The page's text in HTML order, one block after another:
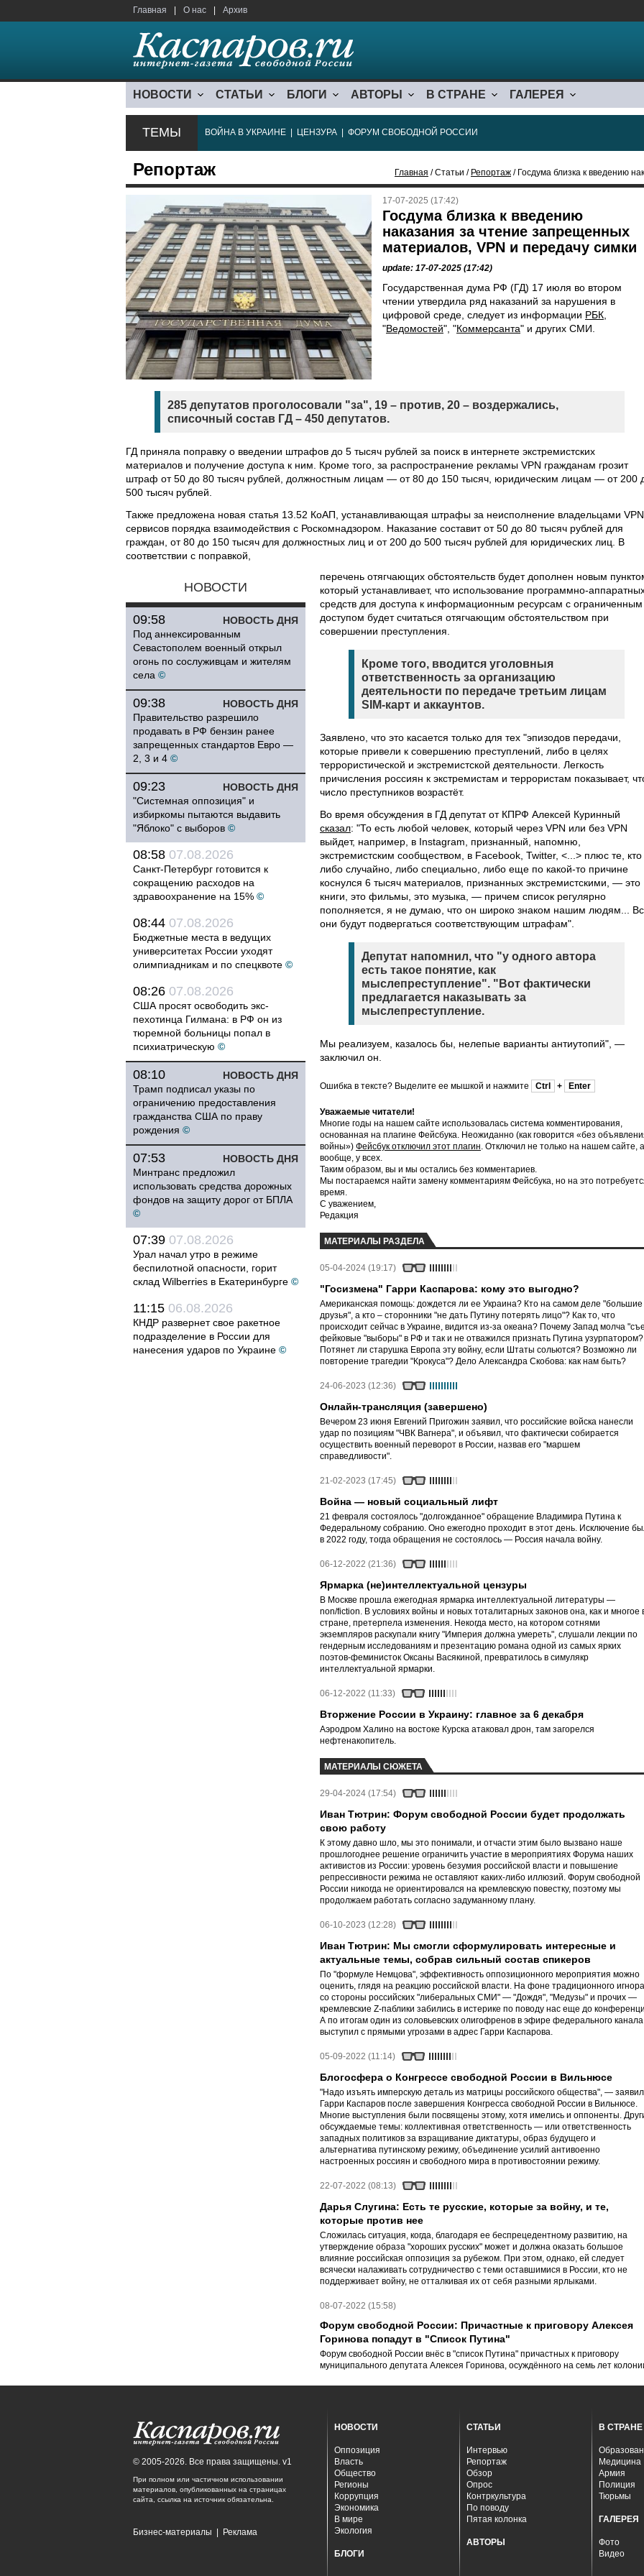
Главная О нас Архив
НОВОСТИ СТАТЬИ БЛОГИ АВТОРЫ В СТРАНЕ ГАЛЕРЕЯ
ТЕМЫ ВОЙНА В УКРАИНЕ ЦЕНЗУРА ФОРУМ СВОБОДНОЙ РОССИИ
Репортаж Главная / Статьи / Репортаж / Госдума близка к введению наказания
17-07-2025 (17:42)
Госдума близка к введению
наказания за чтение запрещенных
материалов, VPN и передачу симки
update: 17-07-2025 (17:42)
Государственная дума РФ (ГД) 17 июля во втором
чтении утвердила ряд наказаний за нарушения в
цифровой среде, следует из информации РБК,
"Ведомостей", "Коммерсанта" и других СМИ.
285 депутатов проголосовали "за", 19 – против, 20 – воздержались,
списочный состав ГД – 450 депутатов.
ГД приняла поправку о введении штрафов до 5 тысяч рублей за поиск в интернете экстремистских
материалов и получение доступа к ним. Кроме того, за распространение рекламы VPN гражданам грозит
штраф от 50 до 80 тысяч рублей, должностным лицам — от 80 до 150 тысяч, юридическим лицам — от 200
500 тысяч рублей.
Также предложена новая статья 13.52 КоАП, устанавливающая штрафы за неисполнение владельцами
сервисов порядка взаимодействия с Роскомнадзором. Наказание составит от 50 до 80 тысяч рублей для
граждан, от 80 до 150 тысяч для должностных лиц и от 200 до 500 тысяч рублей для юридических лиц. В
соответствии с поправкой,
НОВОСТИ
НОВОСТЬ ДНЯ
09:58
Под аннексированным
Севастополем военный открыл
огонь по сослуживцам и жителям
села ©
НОВОСТЬ ДНЯ
09:38
Правительство разрешило
продавать в РФ бензин ранее
запрещенных стандартов Евро —
2, 3 и 4 ©
НОВОСТЬ ДНЯ
09:23
"Системная оппозиция" и
избиркомы пытаются выдавить
"Яблоко" с выборов ©
08:58 07.08.2026
Санкт-Петербург готовится к
сокращению расходов на
здравоохранение на 15% ©
08:44 07.08.2026
Бюджетные места в ведущих
университетах России уходят
олимпиадникам и по спецквоте ©
08:26 07.08.2026
США просят освободить экс-
пехотинца Гилмана: в РФ он из
тюремной больницы попал в
психиатрическую ©
НОВОСТЬ ДНЯ
08:10
Трамп подписал указы по
ограничению предоставления
гражданства США по праву
рождения ©
НОВОСТЬ ДНЯ
07:53
Минтранс предложил
использовать средства дорожных
фондов на защиту дорог от БПЛА
©
07:39 07.08.2026
Урал начал утро в режиме
беспилотной опасности, горит
склад Wilberries в Екатеринбурге ©
11:15 06.08.2026
КНДР развернет свое ракетное
подразделение в России для
нанесения ударов по Украине ©
перечень отягчающих обстоятельств будет дополнен новым
который устанавливает, что использование программно-
средств для доступа к информационным ресурсам с ограниченным
доступом будет считаться отягчающим обстоятельством при
совершении преступления.
Кроме того, вводится уголовныя
ответственность за организацию
деятельности по передаче третьим лицам
SIM-карт и аккаунтов.
Заявлено, что это касается только для тех "эпизодов передачи,
которые привели к совершению преступлений, либо в целях
террористической и экстремистской деятельности. Легкость
причисления россиян к экстремистам и террористам показывает,
число преступников возрастёт.
Во время обсуждения в ГД депутат от КПРФ Алексей Куринный
сказал: "То есть любой человек, который через VPN или без VPN
выйдет, например, в Instagram, признанный, напомню,
экстремистским сообществом, в Facebook, Twitter, <...> плюс те, кто
либо случайно, либо специально, либо еще по какой-то причине
коснулся 6 тысяч материалов, признанных экстремистскими, — это
книги, это фильмы, это музыка, — причем список регулярно
пополняется, я не думаю, что он широко знаком нашим людям...
они будут подвергаться соответствующим штрафам".
Депутат напомнил, что "у одного автора
есть такое понятие, как
мыслепреступление". "Вот фактически
предлагается наказывать за
мыслепреступление.
Мы реализуем, казалось бы, нелепые варианты антиутопий", —
заключил он.
Ошибка в тексте? Выделите ее мышкой и нажмите Ctrl + Enter
Уважаемые читатели!
Многие годы на нашем сайте использовалась система комментирования,
основанная на плагине Фейсбука. Неожиданно (как говорится «без
войны») Фейсбук отключил этот плагин. Отключил не только на нашем сайте, а
вообще, у всех.
Таким образом, вы и мы остались без комментариев.
Мы постараемся найти замену комментариям Фейсбука, но на это
время.
С уважением,
Редакция
МАТЕРИАЛЫ РАЗДЕЛА
05-04-2024 (19:17)
"Госизмена" Гарри Каспарова: кому это выгодно?
Американская помощь: дождется ли ее Украина? Кто на самом деле "большие
друзья", а кто – сторонники "не дать Путину потерять лицо"? Как то, что
происходит сейчас в Украине, видится из-за океана? Почему Запад молча
фейковые "выборы" в РФ и так и не отважился признать Путина узурпатором?
Потянет ли старушка Европа эту войну, если Штаты сольются? Возможно ли
повторение трагедии "Крокуса"? Дело Александра Скобова: как нам быть?
24-06-2023 (12:36)
Онлайн-трансляция (завершено)
Вечером 23 июня Евгений Пригожин заявил, что российские войска нанесли
удар по позициям "ЧВК Вагнера", и объявил, что фактически собирается
осуществить военный переворот в России, назвав его "маршем
справедливости".
21-02-2023 (17:45)
Война — новый социальный лифт
21 февраля состоялось "долгожданное" обращение Владимира Путина к
Федеральному собранию. Оно ежегодно проходит в этот день. Исключение
в 2022 году, тогда обращения не состоялось — Россия начала войну.
06-12-2022 (21:36)
Ярмарка (не)интеллектуальной цензуры
В Москве прошла ежегодная ярмарка интеллектуальной литературы —
non/fiction. В условиях войны и новых тоталитарных законов она, как и многое
стране, претерпела изменения. Некогда место, на котором сотнями
экземпляров раскупали книгу "Империя должна умереть", слушали лекции по
гендерным исследованиям и презентацию романа одной из самых ярких
поэтов-феминисток Оксаны Васякиной, превратилось в симулякр
интеллектуальной ярмарки.
06-12-2022 (11:33)
Вторжение России в Украину: главное за 6 декабря
Аэродром Халино на востоке Курска атаковал дрон, там загорелся
нефтенакопитель.
МАТЕРИАЛЫ СЮЖЕТА
29-04-2024 (17:54)
Иван Тютрин: Форум свободной России будет продолжать
свою работу
К этому давно шло, мы это понимали, и отчасти этим было вызвано наше
прошлогоднее решение ограничить участие в мероприятиях Форума наших
активистов из России: уровень безумия российской власти и повышение
репрессивности режима не оставляют каких-либо иллюзий. Форум свободной
России никогда не ориентировался на кремлевскую повестку, поэтому мы
продолжаем работать согласно задуманному плану.
06-10-2023 (12:28)
Иван Тютрин: Мы смогли сформулировать интересные и
актуальные темы, собрав сильный состав спикеров
По "формуле Немцова", эффективность оппозиционного мероприятия можно
оценить, глядя на реакцию российской власти. На фоне традиционного игнора
со стороны российских "либеральных СМИ" — "Дождя", "Медузы" и прочих —
кремлевские Z-паблики забились в истерике по поводу нас еще до
А по итогам один из соловьевских олигофренов в эфире федерального канала
выступил с прямыми угрозами в адрес Гарри Каспарова.
05-09-2022 (11:14)
Блогосфера о Конгрессе свободной России в Вильнюсе
"Надо изъять имперскую деталь из матрицы российского общества", — заявил
Гарри Каспаров после завершения Конгресса свободной России в Вильнюсе.
Многие выступления были посвящены этому, хотя имелись и оппоненты.
обсуждаемые темы: коллективная ответственность — или ответственность
западных политиков за взращивание диктатуры, образ будущего и
альтернатива путинскому режиму, объединение усилий антивоенно
настроенных россиян и свободного мира в противостоянии режиму.
22-07-2022 (08:13)
Дарья Слугина: Есть те русские, которые за войну, и те,
которые против нее
Сложилась ситуация, когда, благодаря ее беспрецедентному развитию, на
утверждение образа "хороших русских" может и должна оказать большое
влияние российская оппозиция за рубежом. При этом, однако, ей следует
всячески налаживать сотрудничество с теми оставшимися в России, кто не
поддерживает войну, не отталкивая их от себя разными ярлыками.
08-07-2022 (15:58)
Форум свободной России: Причастные к приговору Алексея
Горинова попадут в "Список Путина"
Форум свободной России внёс в "список Путина" причастных к приговору
муниципального депутата Алексея Горинова, осуждённого на семь лет
© 2005-2026. Все права защищены. v1
При полном или частичном использовании
материалов, опубликованных на страницах
сайта, ссылка на источник обязательна.
Бизнес-материалы Реклама
НОВОСТИ
Оппозиция
Власть
Общество
Регионы
Коррупция
Экономика
В мире
Экология
БЛОГИ
СТАТЬИ
Интервью
Репортаж
Обзор
Опрос
Контркультура
По поводу
Пятая колонка
АВТОРЫ
В СТРАНЕ
Медицина
Армия
Полиция
Тюрьмы
ГАЛЕРЕЯ
Фото
Видео